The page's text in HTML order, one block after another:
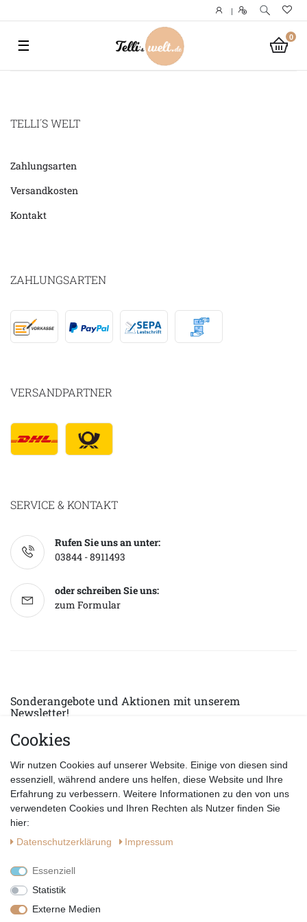
|
0
☰
TELLI´S WELT
Zahlungsarten
Versandkosten
Kontakt
ZAHLUNGSARTEN
VERSANDPARTNER
SERVICE & KONTAKT
Rufen Sie uns an unter:
03844 - 8911493
oder schreiben Sie uns:
zum Formular
Sonderangebote und Aktionen mit unserem
Newsletter!
E-MAIL *
Datenschutzerklärung
Cookies
Wir nutzen Cookies auf unserer Website. Einige von diesen sind
essenziell, während andere uns helfen, diese Website und Ihre
Erfahrung zu verbessern. Weitere Informationen zu den von uns
verwendeten Cookies und Ihren Rechten als Nutzer finden Sie
hier:
Daten­schutz­erklärung
Impressum
Essenziell
Statistik
Externe Medien